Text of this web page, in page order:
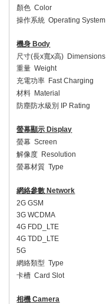
顏色 Color
操作系統 Operating System
機身 Body
尺寸(長x寬x高) Dimensions
重量 Weight
充電功率 Fast Charging
材料 Material
防塵防水級別 IP Rating
螢幕顯示 Display
螢幕 Screen
解像度 Resolution
螢幕材質 Type
網絡參數 Network
2G GSM
3G WCDMA
4G FDD_LTE
4G TDD_LTE
5G
網絡類型 Type
卡槽 Card Slot
相機 Camera